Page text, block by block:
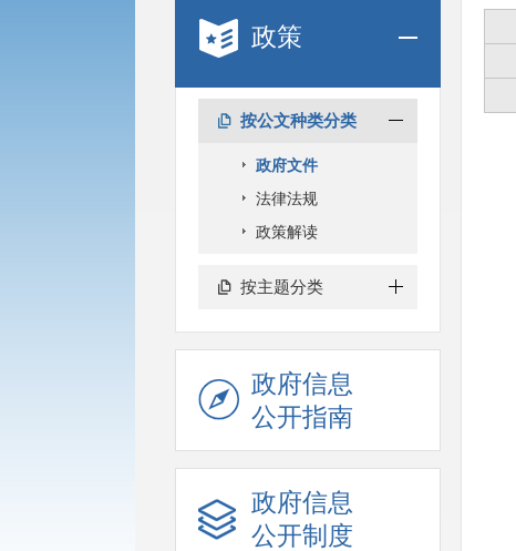
政策
按公文种类分类
政府文件
法律法规
政策解读
按主题分类
政府信息
公开指南
政府信息
公开制度